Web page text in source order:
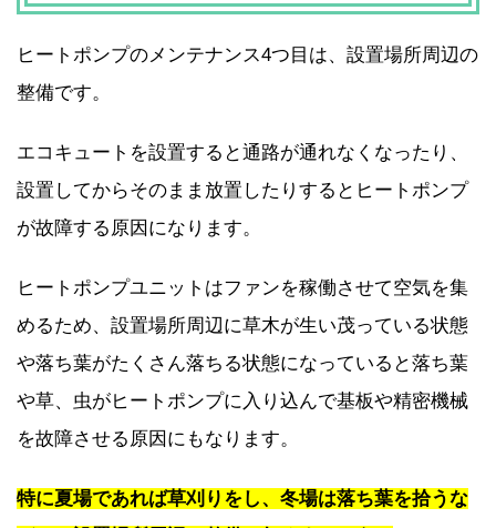
ヒートポンプのメンテナンス4つ目は、設置場所周辺の
整備です。
エコキュートを設置すると通路が通れなくなったり、
設置してからそのまま放置したりするとヒートポンプ
が故障する原因になります。
ヒートポンプユニットはファンを稼働させて空気を集
めるため、設置場所周辺に草木が生い茂っている状態
や落ち葉がたくさん落ちる状態になっていると落ち葉
や草、虫がヒートポンプに入り込んで基板や精密機械
を故障させる原因にもなります。
特に夏場であれば草刈りをし、冬場は落ち葉を拾うな